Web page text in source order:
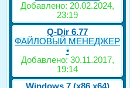
Добавлено: 20.02.2024,
23:19
Q-Dir 6.77
ФАЙЛОВЫЙ МЕНЕДЖЕР
•
Добавлено: 30.11.2017,
19:14